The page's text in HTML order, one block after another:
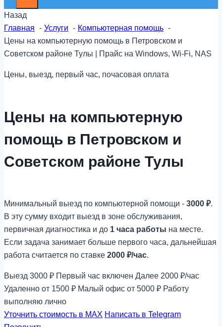
Назад
Главная
Услуги
Компьютерная помощь
Цены на компьютерную помощь в Петровском и
Советском районе Тулы | Прайс на Windows, Wi-Fi, NAS
Цены, выезд, первый час, почасовая оплата
Цены на компьютерную
помощь в Петровском и
Советском районе Тулы
Минимальный выезд по компьютерной помощи - 3000 ₽.
В эту сумму входит выезд в зоне обслуживания,
первичная диагностика и до 1 часа работы на месте.
Если задача занимает больше первого часа, дальнейшая
работа считается по ставке 2000 ₽/час.
Выезд 3000 ₽ Первый час включен Далее 2000 ₽/час
Удаленно от 1500 ₽ Малый офис от 5000 ₽ Работу
выполняю лично
Уточнить стоимость в MAX Написать в Telegram